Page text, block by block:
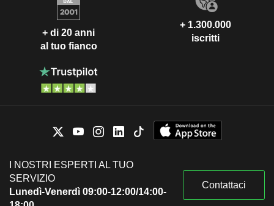
+ di 20 anni
al tuo fianco
+ 1.300.000
iscritti
I NOSTRI ESPERTI AL TUO
SERVIZIO
Lunedì-Venerdì 09:00-12:00/14:00-
Contattaci